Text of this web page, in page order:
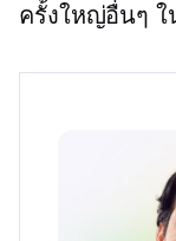
ครั้งใหญ่อื่นๆ